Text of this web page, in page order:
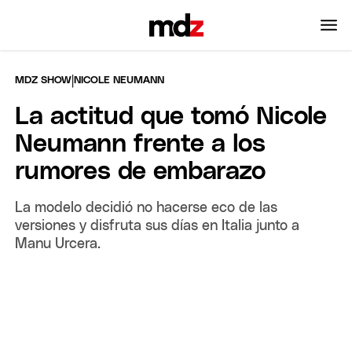
MDZ SHOW |NICOLE NEUMANN
La actitud que tomó Nicole
Neumann frente a los
rumores de embarazo
La modelo decidió no hacerse eco de las
versiones y disfruta sus días en Italia junto a
Manu Urcera.